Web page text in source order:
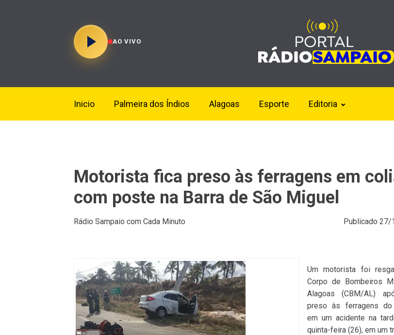
AO VIVO
Inicio Palmeira dos Índios Alagoas Esporte Editoria
Motorista fica preso às ferragens em
com poste na Barra de São Miguel
Rádio Sampaio com Cada Minuto Publicado 27/
Um motorista foi
Corpo de Bombeiros
Alagoas (CBM/AL)
preso às ferragens do
em um acidente na
quinta-feira (26), em um